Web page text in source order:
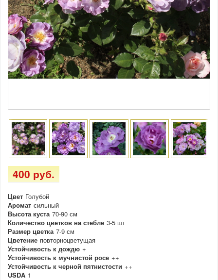
400 руб.
Цвет Голубой
Аромат сильный
Высота куста 70-90 см
Количество цветков на стебле 3-5 шт
Размер цветка 7-9 см
Цветение повторноцветущая
Устойчивость к дождю +
Устойчивость к мучнистой росе ++
Устойчивость к черной пятнистости ++
USDA 1